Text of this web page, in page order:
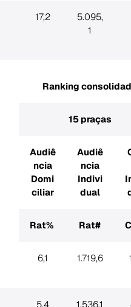
17,2
5.095,
1
Ranking
15 praças
Audiê
ncia
Domi
ciliar
Audiê
ncia
Indivi
dual
Rat% Rat#
6,1 1.719,6
5,4 1.536,1